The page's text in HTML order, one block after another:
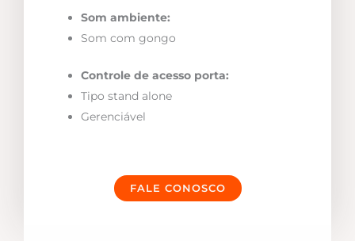
Som ambiente:
Som com gongo
Controle de acesso porta:
Tipo stand alone
Gerenciável
FALE CONOSCO